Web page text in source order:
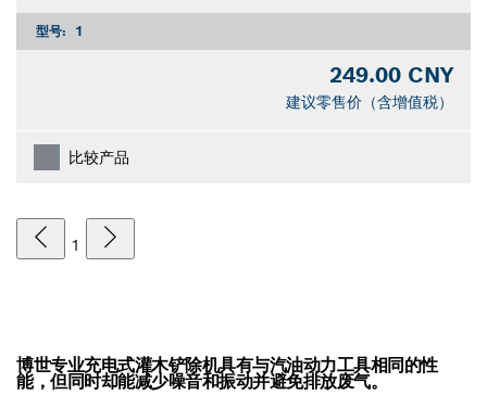
型号: 1
249.00 CNY
建议零售价（含增值税）
比较产品
1
博世专业充电式灌木铲除机具有与汽油动力工具相同的性
能，但同时却能减少噪音和振动并避免排放废气。